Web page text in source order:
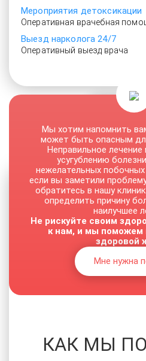
Мероприятия детоксикации
Оперативная врачебная
Выезд нарколога 24/7
Оперативный выезд врача
От 3000
Мы хотим напомнить
может быть опасным
Неправильное
усугублению
нежелательных
если вы заметили
обратитесь в нашу
определить причину
наилучшее
Не рискуйте своим
к нам, и мы поможем
здоровой
Мне нужна
КАК МЫ